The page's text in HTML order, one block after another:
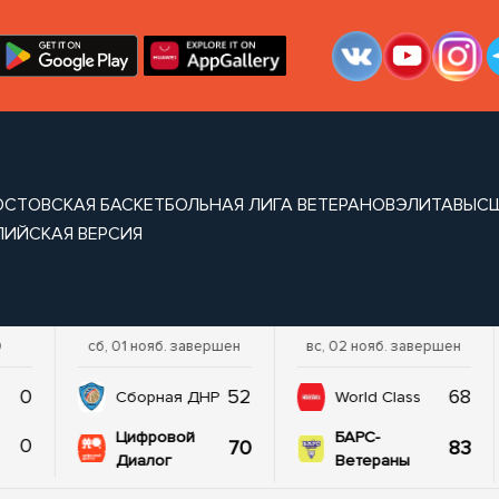
БАСКЕТБОЛЬНАЯ ЛИГА ВЕТЕРАНОВЭЛИТА
ВЕРСИЯ
0
0
сб, 01 нояб. завершен
Сборная ДНР 52
Цифровой
Диалог
70
вс, 02 нояб. завершен
World Class 68
БАРС-
Ветераны
83